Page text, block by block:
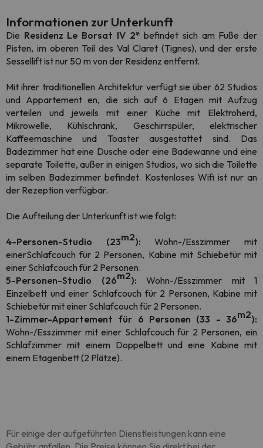
Informationen zur Unterkunft
Die Residenz Le Borsat IV 2* befindet sich am Fuße der
Pisten, im oberen Teil des Val Claret (Tignes), und der erste
Sessellift ist nur 50 m von der Residenz entfernt.
Mit ihrer traditionellen Architektur verfügt sie über 62 Studios
und Appartement en, die sich auf 6 Etagen mit Aufzug
verteilen und jeweils mit einer Küche mit Elektroherd,
Mikrowelle, Kühlschrank, Geschirrspüler, elektrischer
Kaffeemaschine und Toaster ausgestattet sind. Das
Badezimmer hat eine Dusche oder eine Badewanne und eine
separate Toilette, außer in einigen Studios, wo sich die Toilette
im selben Badezimmer befindet. Kostenloses Wifi ist nur an
der Rezeption verfügbar.
Die Aufteilung der Unterkunft ist wie folgt:
4-Personen-Studio (23m2): Wohn-/Esszimmer mit
einerSchlafcouch für 2 Personen, Kabine mit Schiebetür mit
einer Schlafcouch für 2 Personen.
5-Personen-Studio (26m2): Wohn-/Esszimmer mit 1
Einzelbett undeiner Schlafcouch für 2 Personen, Kabine mit
Schiebetür mit einer Schlafcouch für 2 Personen.
1-Zimmer-Appartement für 6 Personen (33 - 36m2):
Wohn-/Esszimmer mit einer Schlafcouchfür 2 Personen, ein
Schlafzimmer mit einem Doppelbett und eine Kabine mit
einem Etagenbett (2 Plätze).
Für einige der aufgeführten Dienstleistungen kann eine